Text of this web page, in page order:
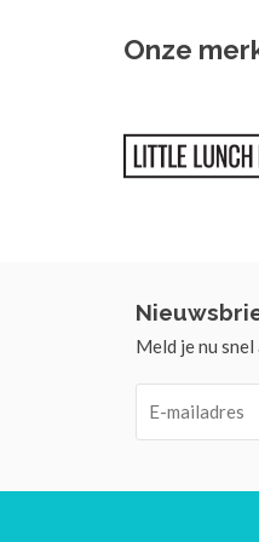
Onze
Meld je nu